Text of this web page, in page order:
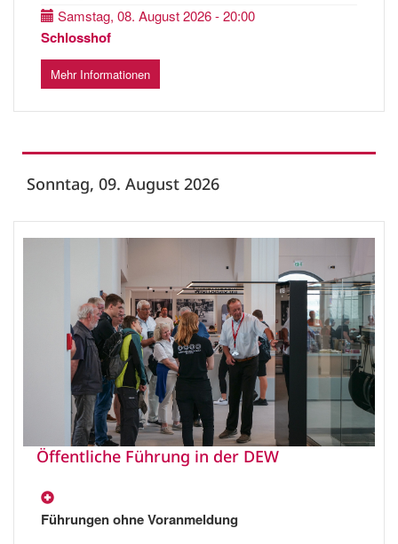
Samstag, 08. August 2026 - 20:00
Schlosshof
Mehr Informationen
Sonntag, 09. August 2026
Öffentliche Führung in der DEW
Führungen ohne Voranmeldung